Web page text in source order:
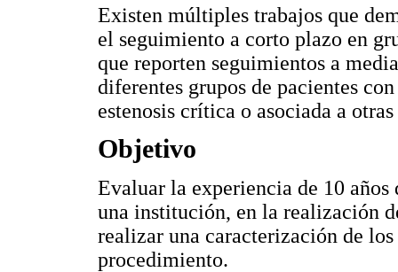
Existen múltiples trabajos que
el seguimiento a corto plazo en
que reporten seguimientos a
diferentes grupos de pacientes
estenosis crítica o asociada a
Objetivo
Evaluar la experiencia de 10
una institución, en la realización
realizar una caracterización de
procedimiento.